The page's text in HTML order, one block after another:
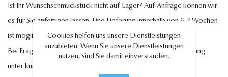
Ist Ihr Wunschschmuckstück nicht auf Lager? Auf Anfrage können wir
es für Sie anfertigen lassen. Eine Lieferung innerhalb von 6-7 Wochen
ist möglich.
Bei Fragen steht Ihnen unser Kundenservice gerne zur Verfügung
unter kundenservice@antwerp-diamonds.de.
Cookies helfen uns unsere Dienstleistungen
anzubieten. Wenn Sie unsere Dienstleistungen
nutzen, sind Sie damit einverstanden.